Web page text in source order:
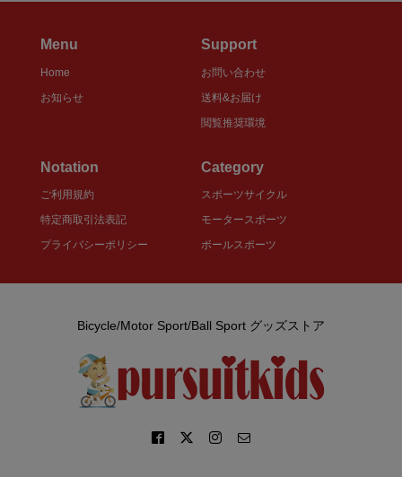
Menu
Home
お知らせ
Support
お問い合わせ
送料&お届け
閲覧推奨環境
Notation
ご利用規約
特定商取引法表記
プライバシーポリシー
Category
スポーツサイクル
モータースポーツ
ボールスポーツ
Bicycle/Motor Sport/Ball Sport グッズストア